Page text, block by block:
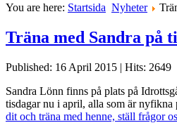
You are here: Startsida Nyheter
Träna med Sandra på
Published: 16 April 2015 | Hits: 2649
Sandra Lönn finns på plats på
tisdagar nu i april, alla som är nyfikna
dit och träna med henne, ställ frågor